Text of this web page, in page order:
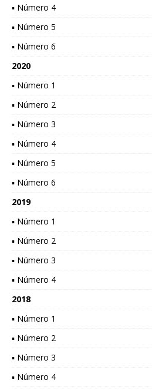
▪ Número 4
▪ Número 5
▪ Número 6
2020
▪ Número 1
▪ Número 2
▪ Número 3
▪ Número 4
▪ Número 5
▪ Número 6
2019
▪ Número 1
▪ Número 2
▪ Número 3
▪ Número 4
2018
▪ Número 1
▪ Número 2
▪ Número 3
▪ Número 4